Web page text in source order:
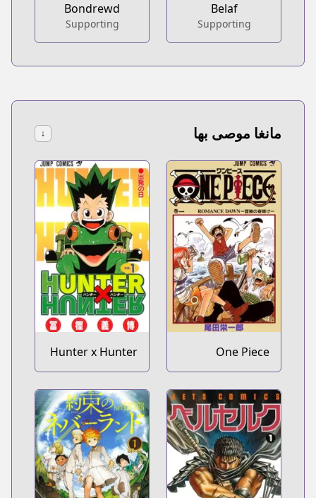
Belaf
Supporting
Bondrewd
Supporting
مانغا موصى بها ↓
One Piece
Hunter x Hunter